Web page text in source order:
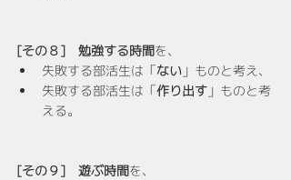
[その８]　勉強する時間を、
失敗する部活生は「ない 」ものと考え、
失敗する部活生は「作り出す 」ものと考
える。
[その９]　遊ぶ時間を、